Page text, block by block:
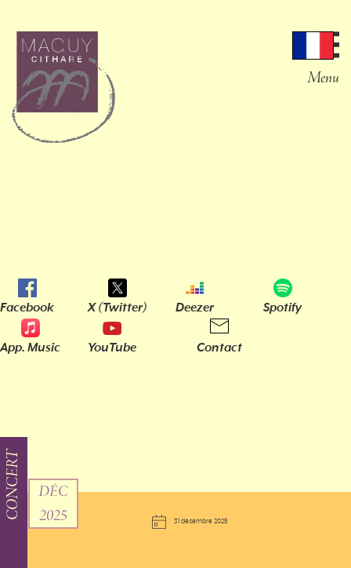
Menu
Facebook X (Twitter) Deezer Spotify
App. Music YouTube Contact
CONCERT
DÉC
2025
31 décembre 2025